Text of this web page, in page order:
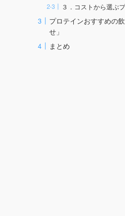
３．コストから選ぶ
プロテインおすすめの
せ」
まとめ